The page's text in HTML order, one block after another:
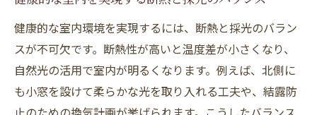
健康的な室内環境を実現するには、断熱と採光のバラン
スが不可欠です。断熱性が高いと温度差が小さくなり、
自然光の活用で室内が明るくなります。例えば、北側に
も小窓を設けて柔らかな光を取り入れる工夫や、結露防